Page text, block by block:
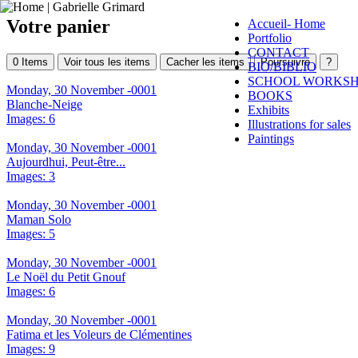
Votre panier
0 Items Voir tous les items Cacher les items Poursuivre ?
Monday, 30 November -0001
Blanche-Neige
Images: 6
Monday, 30 November -0001
Aujourdhui, Peut-être...
Images: 3
Monday, 30 November -0001
Maman Solo
Images: 5
Monday, 30 November -0001
Le Noël du Petit Gnouf
Images: 6
Monday, 30 November -0001
Fatima et les Voleurs de Clémentines
Images: 9
Accueil- Home
Portfolio
CONTACT
BIO/BIBLIO
SCHOOL
BOOKS
Exhibits
Illustrations for sales
Paintings